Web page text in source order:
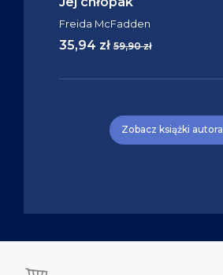
Freida McFadden
35,94 zł 59,90 zł
Zobacz książki autora